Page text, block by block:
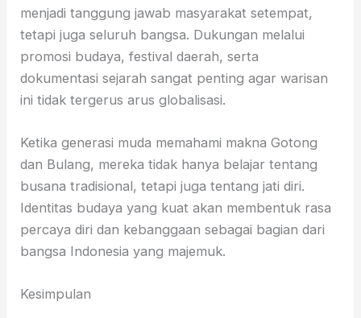
menjadi tanggung jawab masyarakat setempat,
tetapi juga seluruh bangsa. Dukungan melalui
promosi budaya, festival daerah, serta
dokumentasi sejarah sangat penting agar warisan
ini tidak tergerus arus globalisasi.
Ketika generasi muda memahami makna Gotong
dan Bulang, mereka tidak hanya belajar tentang
busana tradisional, tetapi juga tentang jati diri.
Identitas budaya yang kuat akan membentuk rasa
percaya diri dan kebanggaan sebagai bagian dari
bangsa Indonesia yang majemuk.
Kesimpulan